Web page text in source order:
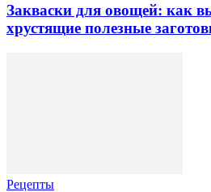
Закваски для овощей: как
хрустящие полезные
Рецепты